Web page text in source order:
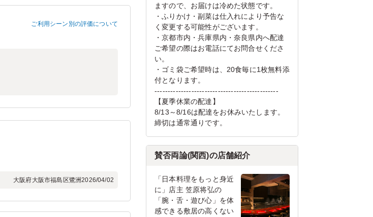
ご利用シーン別の評価について
大阪府大阪市福島区鷺洲2026/04/02
ますので、お届けは冷めた状態です。
・ふりかけ・副菜は仕入れにより予告な
く変更する可能性がございます。
・京都市内・兵庫県内・奈良県内へ配達
ご希望の際はお電話にてお問合せくださ
い。
・ゴミ袋ご希望時は、20食毎に1枚無料添
付となります。
-----------------------------------------------
【夏季休業の配達】
8/13～8/16は配達をお休みいたします。
締切は通常通りです。
賛否両論(関西)の店舗紹介
「日本料理をもっと身近
に」店主 笠原将弘の
「腕・舌・遊び心」を体
感できる敷居の高くない